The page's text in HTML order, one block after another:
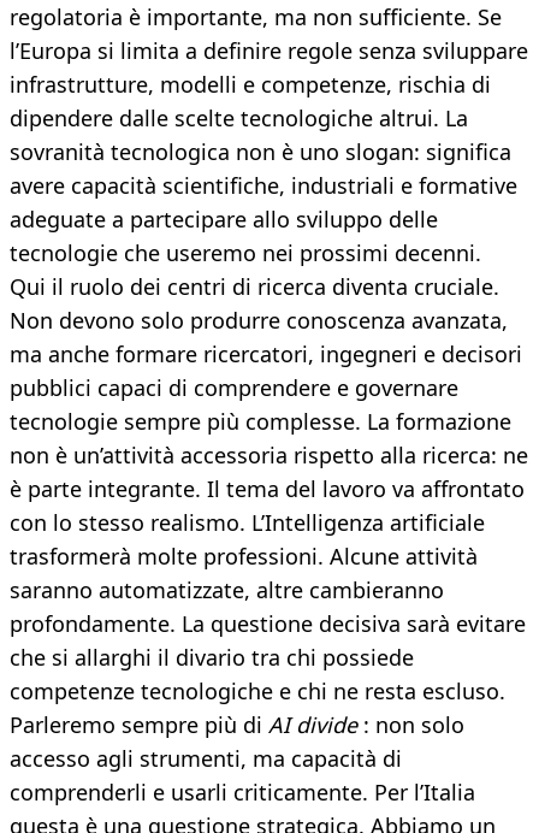
regolatoria è importante, ma non sufficiente. Se
l’Europa si limita a definire regole senza sviluppare
infrastrutture, modelli e competenze, rischia di
dipendere dalle scelte tecnologiche altrui. La
sovranità tecnologica non è uno slogan: significa
avere capacità scientifiche, industriali e formative
adeguate a partecipare allo sviluppo delle
tecnologie che useremo nei prossimi decenni.
Qui il ruolo dei centri di ricerca diventa cruciale.
Non devono solo produrre conoscenza avanzata,
ma anche formare ricercatori, ingegneri e decisori
pubblici capaci di comprendere e governare
tecnologie sempre più complesse. La formazione
non è un’attività accessoria rispetto alla ricerca: ne
è parte integrante. Il tema del lavoro va affrontato
con lo stesso realismo. L’Intelligenza artificiale
trasformerà molte professioni. Alcune attività
saranno automatizzate, altre cambieranno
profondamente. La questione decisiva sarà evitare
che si allarghi il divario tra chi possiede
competenze tecnologiche e chi ne resta escluso.
Parleremo sempre più di AI divide: non solo
accesso agli strumenti, ma capacità di
comprenderli e usarli criticamente. Per l’Italia
questa è una questione strategica. Abbiamo un